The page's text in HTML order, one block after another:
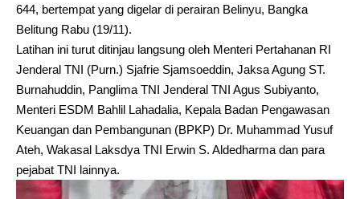
644, bertempat yang digelar di perairan Belinyu, Bangka
Belitung Rabu (19/11).
Latihan ini turut ditinjau langsung oleh Menteri Pertahanan RI
Jenderal TNI (Purn.) Sjafrie Sjamsoeddin, Jaksa Agung ST.
Burnahuddin, Panglima TNI Jenderal TNI Agus Subiyanto,
Menteri ESDM Bahlil Lahadalia, Kepala Badan Pengawasan
Keuangan dan Pembangunan (BPKP) Dr. Muhammad Yusuf
Ateh, Wakasal Laksdya TNI Erwin S. Aldedharma dan para
pejabat TNI lainnya.